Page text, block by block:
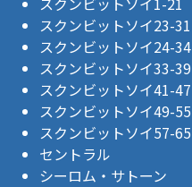
スクンビットソイ23-31
スクンビットソイ24-34
スクンビットソイ33-39
スクンビットソイ41-47
スクンビットソイ49-55
スクンビットソイ57-65
セントラル
シーロム・サトーン